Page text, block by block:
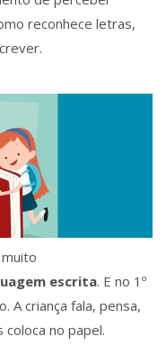
reconhece letras,
escrita. E no 1º
A criança fala, pensa,
no papel.